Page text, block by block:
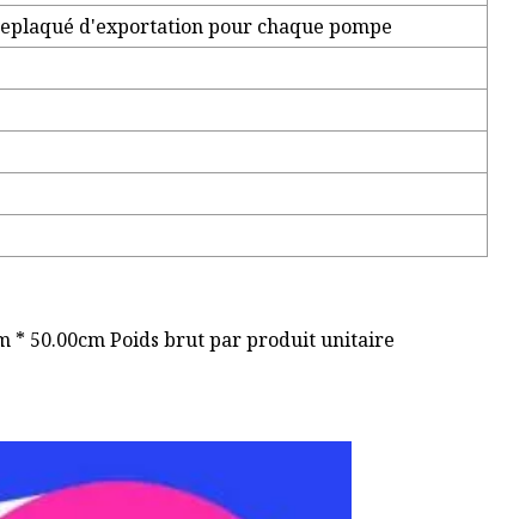
d'exportation pour chaque pompe
* 50.00cm Poids brut par produit unitaire